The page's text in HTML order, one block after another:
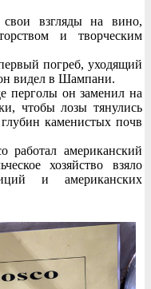
взгляды на вино,
и творческим
погреб, уходящий
он видел в Шампани.
перголы он заменил на
чтобы лозы тянулись
каменистых почв
работал американский
хозяйство взяло
и американских